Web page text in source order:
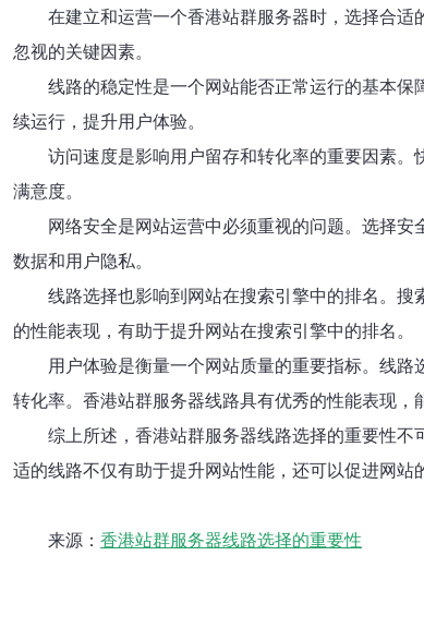
在建立和运营一个香港站群服务器时，选择合
忽视的关键因素。
线路的稳定性是一个网站能否正常运行的基本
续运行，提升用户体验。
访问速度是影响用户留存和转化率的重要因素
满意度。
网络安全是网站运营中必须重视的问题。选择
数据和用户隐私。
线路选择也影响到网站在搜索引擎中的排名。
的性能表现，有助于提升网站在搜索引擎中的排名。
用户体验是衡量一个网站质量的重要指标。线
转化率。香港站群服务器线路具有优秀的性能表现，
综上所述，香港站群服务器线路选择的重要性
适的线路不仅有助于提升网站性能，还可以促进网站
来源： 香港站群服务器线路选择的重要性